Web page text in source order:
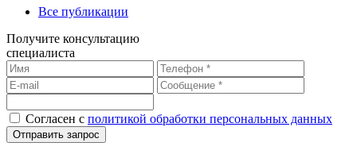
Все публикации
Получите консультацию
специалиста
Согласен с политикой обработки персональных данных